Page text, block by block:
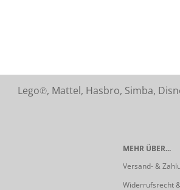
Lego℗, Mattel, Hasbro, Simba,
MEHR ÜBER...
Versand- &
Widerrufsrecht